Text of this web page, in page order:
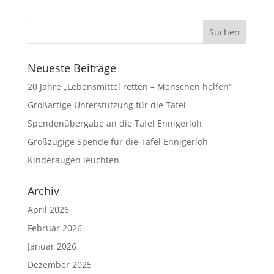
Neueste Beiträge
20 Jahre „Lebensmittel retten – Menschen helfen“
Großartige Unterstützung für die Tafel
Spendenübergabe an die Tafel Ennigerloh
Großzügige Spende für die Tafel Ennigerloh
Kinderaugen leuchten
Archiv
April 2026
Februar 2026
Januar 2026
Dezember 2025